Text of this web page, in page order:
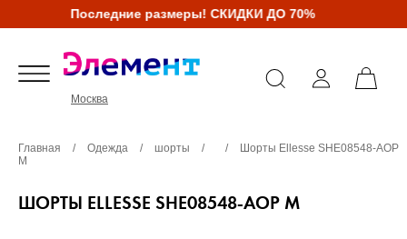
Последние размеры! СКИДКИ ДО 70%
Москва
Главная / Одежда / шорты / /
Шорты Ellesse SHE08548-AOP
M
ШОРТЫ ELLESSE SHE08548-AOP M